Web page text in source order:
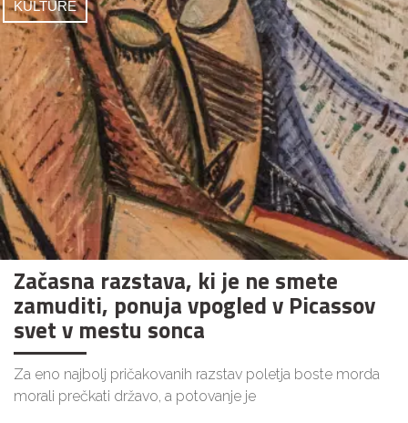
KULTURE
Začasna razstava, ki je ne smete
zamuditi, ponuja vpogled v Picassov
svet v mestu sonca
Za eno najbolj pričakovanih razstav poletja boste morda
morali prečkati državo, a potovanje je